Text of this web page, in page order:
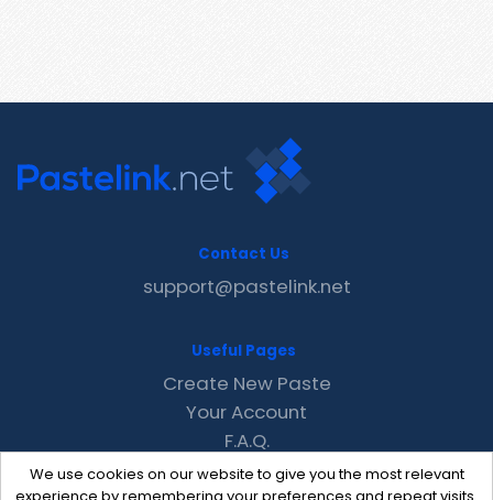
We use cookies on our website to give you the most relevant
Contact Us
support@pastelink.net
Useful Pages
Create New Paste
Your Account
F.A.Q.
Recent